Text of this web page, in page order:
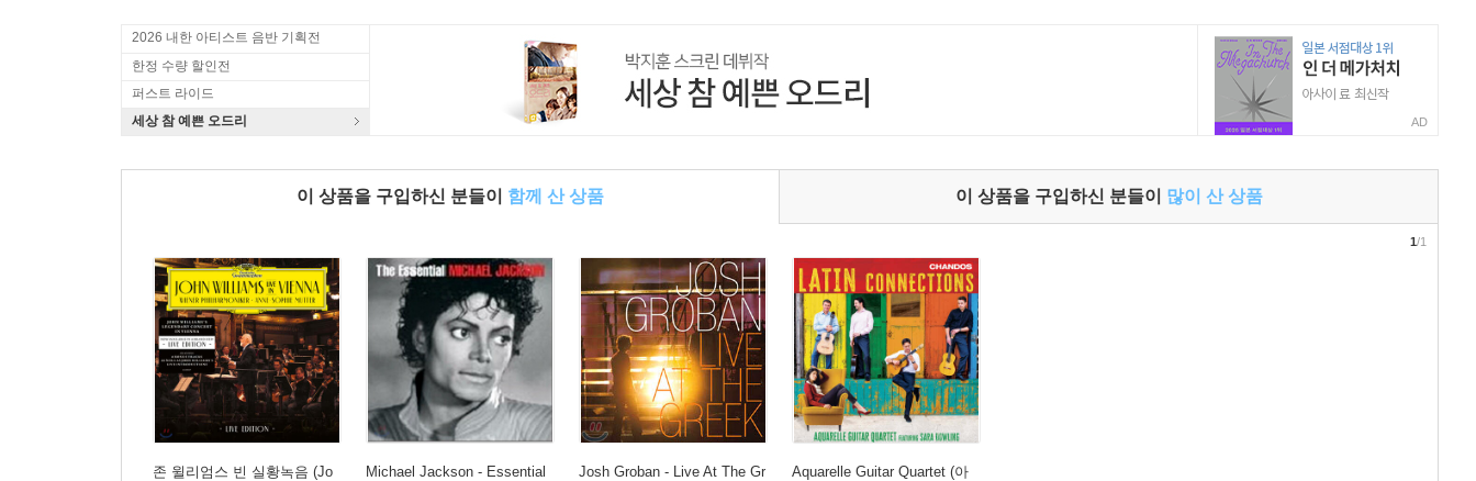
2026 내한 아티스트 음반 기획전
한정 수량 할인전
퍼스트 라이드
세상 참 예쁜 오드리
AD
이 상품을 구입하신 분들이 함께 산 상품 이 상품을 구입하신 분들이 많이 산 상품
존 윌리엄스 빈 실황녹음 (Jo
Michael Jackson - Essential
Josh Groban - Live At The Gr
Aquarelle Guitar Quartet (아
1/1